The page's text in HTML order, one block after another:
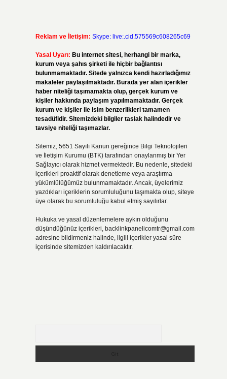
Reklam ve İletişim: Skype: live:.cid.575569c608265c69
Yasal Uyarı: Bu internet sitesi, herhangi bir marka,
kurum veya şahıs şirketi ile hiçbir bağlantısı
bulunmamaktadır. Sitede yalnızca kendi hazırladığımız
makaleler paylaşılmaktadır. Burada yer alan içerikler
haber niteliği taşımamakta olup, gerçek kurum ve
kişiler hakkında paylaşım yapılmamaktadır. Gerçek
kurum ve kişiler ile isim benzerlikleri tamamen
tesadüfidir. Sitemizdeki bilgiler taslak halindedir ve
tavsiye niteliği taşımazlar.
Sitemiz, 5651 Sayılı Kanun gereğince Bilgi Teknolojileri
ve İletişim Kurumu (BTK) tarafından onaylanmış bir Yer
Sağlayıcı olarak hizmet vermektedir. Bu nedenle, sitedeki
içerikleri proaktif olarak denetleme veya araştırma
yükümlülüğümüz bulunmamaktadır. Ancak, üyelerimiz
yazdıkları içeriklerin sorumluluğunu taşımakta olup, siteye
üye olarak bu sorumluluğu kabul etmiş sayılırlar.
Hukuka ve yasal düzenlemelere aykırı olduğunu
düşündüğünüz içerikleri, backlinkpanelicomtr@gmail.com
adresine bildirmeniz halinde, ilgili içerikler yasal süre
içerisinde sitemizden kaldırılacaktır.